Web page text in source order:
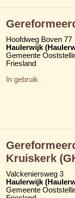
Hoofdweg Boven 77
Haulerwijk
Gemeente
Friesland
In gebruik
Kruiskerk
Valckeniersweg 3
Haulerwijk
Gemeente